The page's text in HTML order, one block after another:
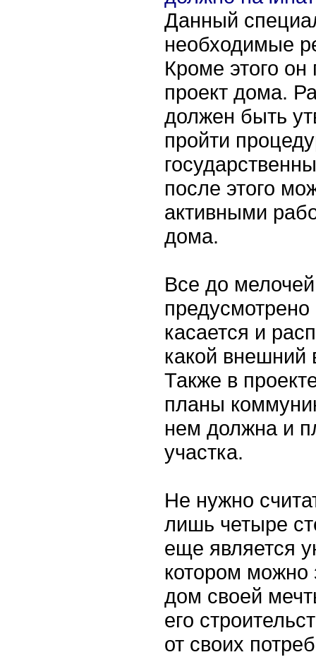
Данный
необходимые
Кроме этого
проект дома.
должен быть
пройти
после этого
активными
дома.
Все до
касается и
какой внешний
Также в
планы
нем должна и
участка.
Не нужно
лишь четыре
еще является
котором можно
дом своей
его
от своих